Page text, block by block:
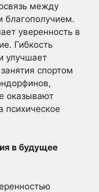
между
благополучием.
уверенность в
Гибкость
улучшает
спортом
оказывают
психическое
в будущее